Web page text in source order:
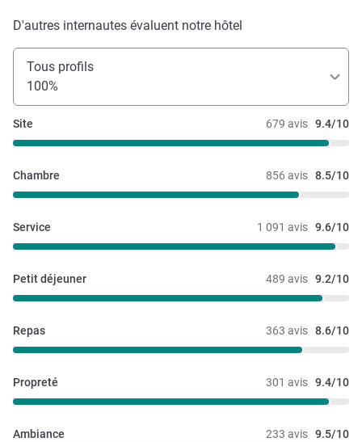
D'autres internautes évaluent notre hôtel
Tous profils
100%
679 avis 9.4/10
Site
856 avis 8.5/10
Chambre
1 091 avis 9.6/10
Service
489 avis 9.2/10
Petit déjeuner
363 avis 8.6/10
Repas
301 avis 9.4/10
Propreté
233 avis 9.5/10
Ambiance